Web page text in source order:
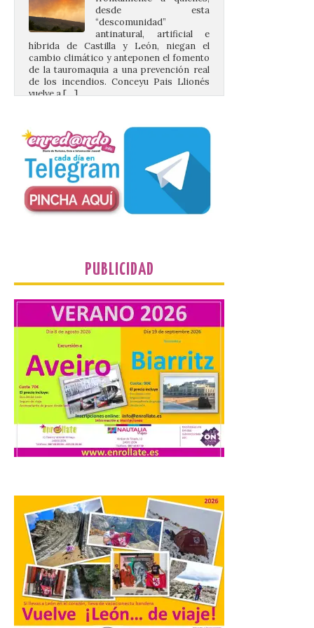
antinatural, artificial e
híbrida de Castilla y León, niegan el
cambio climático y anteponen el fomento
de la tauromaquia a una prevención real
de los incendios. Conceyu Pais Llionés
vuelve a […]
Santander aconseja acudir
a pie o en transporte
público y evitar el
vehículo privado para el
eclipse
8 Ago 2026
que llegan a la zona en
puntos como el faro de
Cabo Mayor, Cueto,
Corbanera o Ciriego y
reforzará la movilidad con un servicio
especial de lanzaderas desde el PCTCAN
a Ciriego. El Ayuntamiento de […]
Turismo de Extremadura
impulsa nuevas
iniciativas relacionadas
con el trío de eclipses para
afianzar a Extremadura
como referente en
8 Ago 2026
Extremadura cuenta con
uno de los cielos
estrellados con menor
contaminación lumínica
de Europa, un recurso
natural que permite disfrutar de
actividades de astroturismo durante todo
el año. La Dirección General de Turismo
PUBLICIDAD